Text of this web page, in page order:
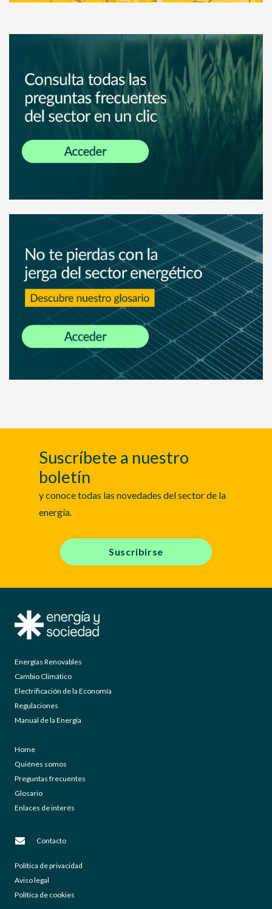
Suscríbete a nuestro
boletín
y conoce todas las novedades del sector de la
energía.
Suscribirse
Energías Renovables
Cambio Climático
Electrificación de la Economía
Regulaciones
Manual de la Energía
Home
Quiénes somos
Preguntas frecuentes
Glosario
Enlaces de interés
Contacto
Política de privacidad
Aviso legal
Política de cookies